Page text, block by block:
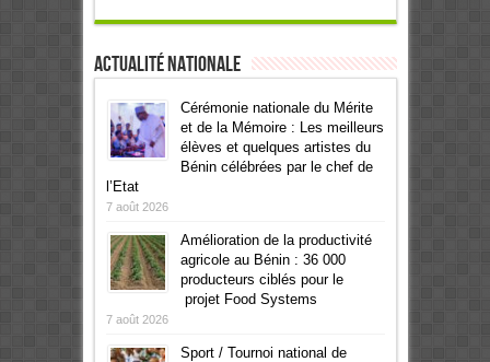
Actualité Nationale
Cérémonie nationale du Mérite
et de la Mémoire : Les meilleurs
élèves et quelques artistes du
Bénin célébrées par le chef de
l’Etat
7 août 2026
Amélioration de la productivité
agricole au Bénin : 36 000
producteurs ciblés pour le
projet Food Systems
7 août 2026
Sport / Tournoi national de